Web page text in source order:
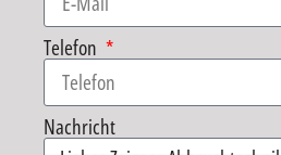
Telefon
Nachricht